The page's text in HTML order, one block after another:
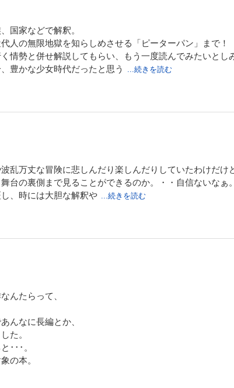
国家などで解釈。
人の無限地獄を知らしめさせる「ピーターパン」まで！
情勢と併せ解説してもらい、もう一度読んでみたいとし
豊かな少女時代だったと思う
...続きを読む
乱万丈な冒険に悲しんだり楽しんだりしていたわけだ
台の裏側まで見ることができるのか。・・自信ないな
、時には大胆な解釈や ...続きを読む
んたらって、
んなに長編とか、
た。
･･･。
の本。